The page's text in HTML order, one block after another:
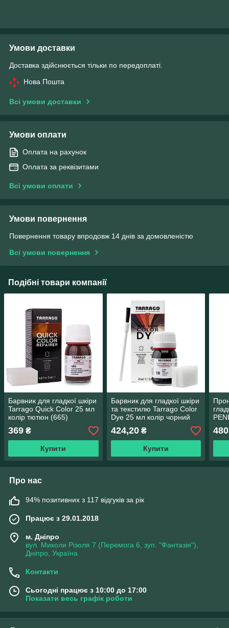
Умови доставки
Доставка здійснюється тільки по передоплаті.
Нова Пошта
Всі умови доставки
Умови оплати
Оплата на рахунок
Оплата за реквізитами
Всі умови оплати
Умови повернення
Повернення товару впродовж 14 днів за домовленістю
Всі умови повернення
Подібні товари компанії
Барвник для гладкої шкіри
Tarrago Quick Color 25 мл
колір тютюн (665)
369 ₴
Купити
Барвник для гладкої шкіри
та текстилю Tarrago Color
Dye 25 мл колір чорний
(18)
424,20₴
Купити
480
Про нас
94% позитивних з 117 відгуків за рік
Працює з 29.01.2018
м. Дніпро
вул. Миколи Різоля 7 (Перемога 6, зуп. "Фантазія"),
Дніпро, Україна
Контакти
Сьогодні працює з 10:00 до 17:00
Показати весь графік роботи